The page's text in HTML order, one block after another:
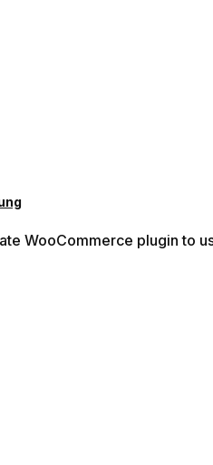
WooCommerce plugin to